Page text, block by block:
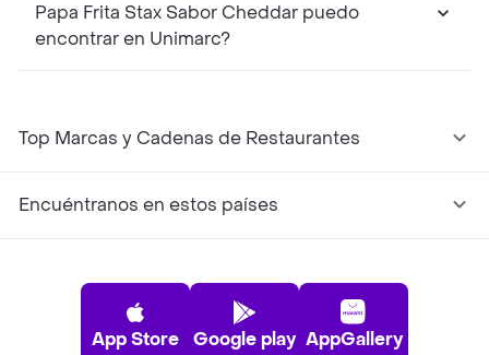
Papa Frita Stax Sabor Cheddar puedo
encontrar en Unimarc?
Top Marcas y Cadenas de Restaurantes
Encuéntranos en estos países
App Store Google play AppGallery